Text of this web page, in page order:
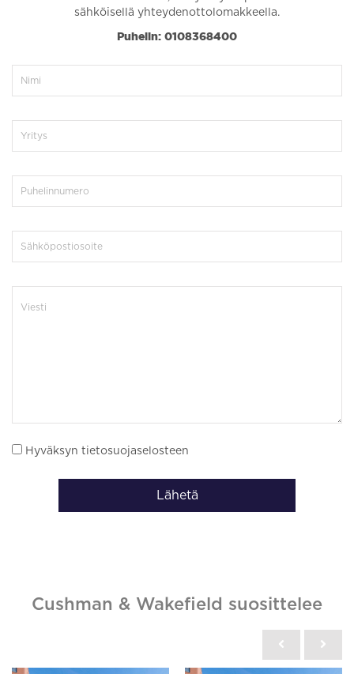
sähköisellä yhteydenottolomakkeella.
Puhelin: 0108368400
Hyväksyn tietosuojaselosteen
Lähetä
Cushman & Wakefield suosittelee